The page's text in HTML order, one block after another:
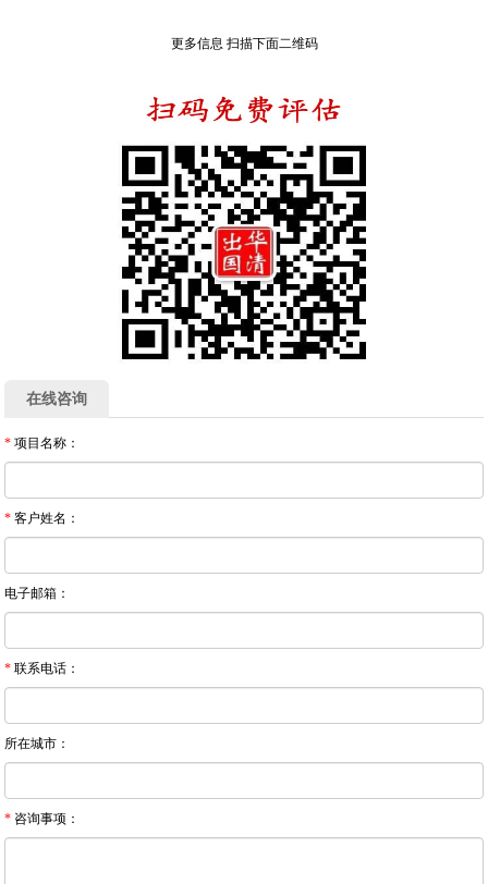
更多信息 扫描下面二维码
在线咨询
* 项目名称：
* 客户姓名：
电子邮箱：
* 联系电话：
所在城市：
* 咨询事项：